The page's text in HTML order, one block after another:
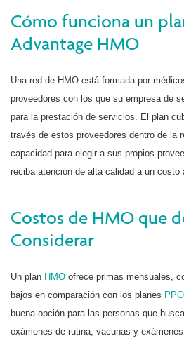
Cómo funciona un
Advantage HMO
Una red de HMO está formada por
proveedores con los que su empresa de
para la prestación de servicios. El plan
través de estos proveedores dentro de la
capacidad para elegir a sus propios
reciba atención de alta calidad a un costo
Costos de HMO que
Considerar
Un plan HMO ofrece primas mensuales,
bajos en comparación con los planes PPO
buena opción para las personas que
exámenes de rutina, vacunas y